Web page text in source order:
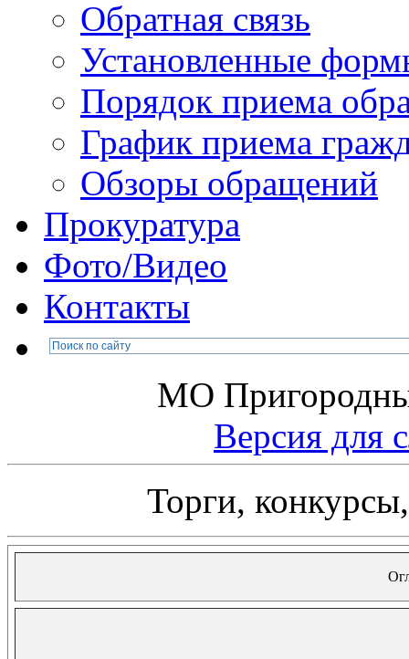
Обратная связь
Установленные
Порядок приема
График приема
Обзоры обращений
Прокуратура
Фото/Видео
Контакты
МО
Версия
Торги,